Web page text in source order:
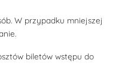
W przypadku mniejszej
biletów wstępu do